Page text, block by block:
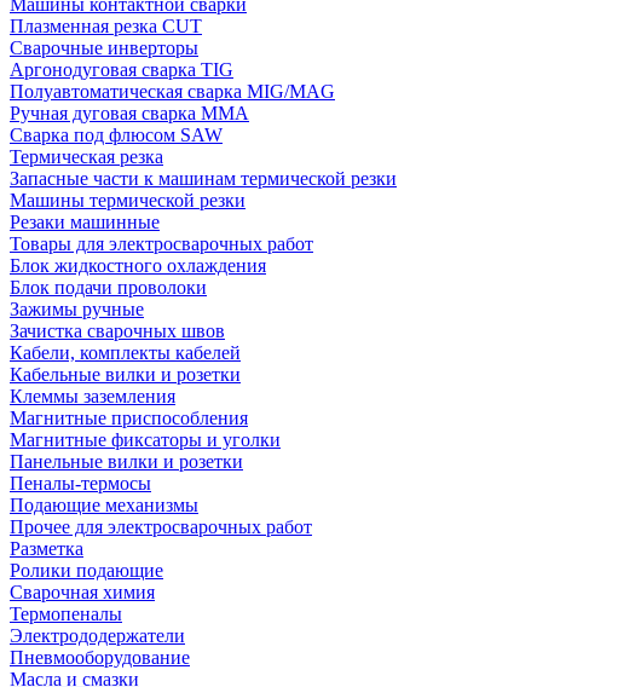
Машины контактной сварки
Плазменная резка CUT
Сварочные инверторы
Аргонодуговая сварка TIG
Полуавтоматическая сварка MIG/MAG
Ручная дуговая сварка MMA
Сварка под флюсом SAW
Термическая резка
Запасные части к машинам термической резки
Машины термической резки
Резаки машинные
Товары для электросварочных работ
Блок жидкостного охлаждения
Блок подачи проволоки
Зажимы ручные
Зачистка сварочных швов
Кабели, комплекты кабелей
Кабельные вилки и розетки
Клеммы заземления
Магнитные приспособления
Магнитные фиксаторы и уголки
Панельные вилки и розетки
Пеналы-термосы
Подающие механизмы
Прочее для электросварочных работ
Разметка
Ролики подающие
Сварочная химия
Термопеналы
Электрододержатели
Пневмооборудование
Масла и смазки